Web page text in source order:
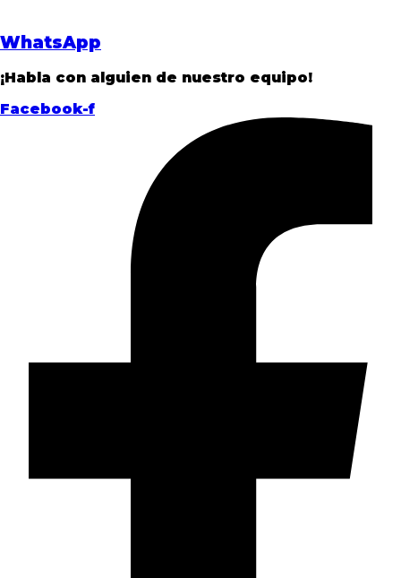
WhatsApp
¡Habla con alguien de nuestro equipo!
Facebook-f